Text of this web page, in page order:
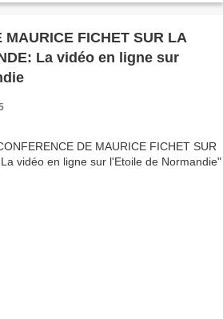
MAURICE FICHET SUR LA
La vidéo en ligne sur